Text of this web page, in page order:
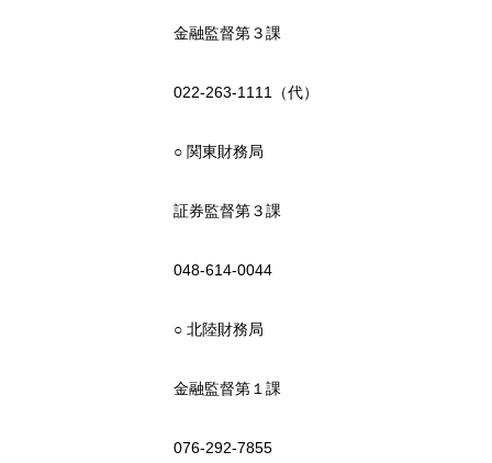
金融監督第３課
022-263-1111（代）
○ 関東財務局
証券監督第３課
048-614-0044
○ 北陸財務局
金融監督第１課
076-292-7855